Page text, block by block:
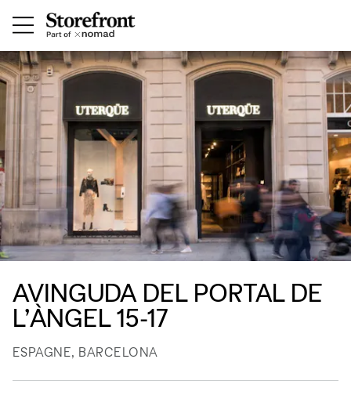
AVINGUDA DEL PORTAL DE
L’ÀNGEL 15-17
ESPAGNE, BARCELONA